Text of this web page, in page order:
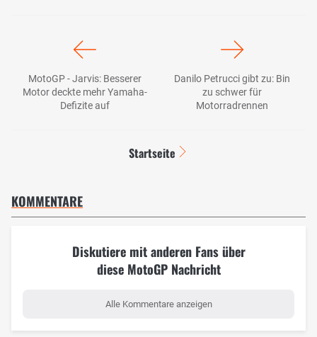
MotoGP - Jarvis: Besserer
Motor deckte mehr Yamaha-
Defizite auf
Danilo Petrucci gibt zu: Bin
zu schwer für
Motorradrennen
Startseite
KOMMENTARE
Diskutiere mit anderen Fans über
diese MotoGP Nachricht
Alle Kommentare anzeigen